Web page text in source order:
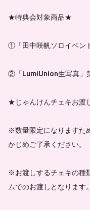
★特典会対象商品★
①「田中咲帆ソロイベン
②「LumiUnion生写真」
★じゃんけんチェキお渡
※数量限定になりますた
かじめご了承ください。
※お渡しするチェキの種
ムでのお渡しとなります。